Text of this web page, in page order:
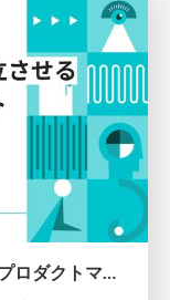
スケールとスピードを両立させるAIプロダクトマネジメント